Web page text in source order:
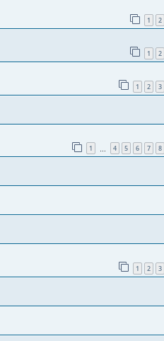
1 2
1 2
1 2 3
1 4 5 6 7 8
1 2 3